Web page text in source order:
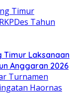
Timur Laksanaan
Anggaran 2026